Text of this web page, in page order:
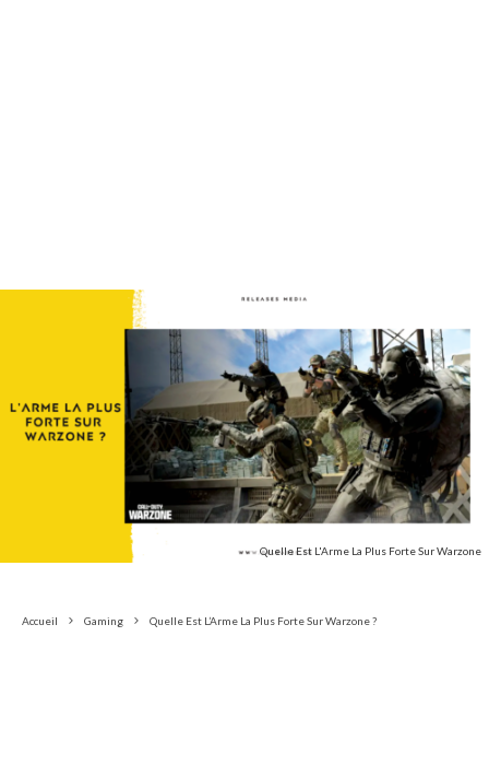
Quelle Est L'Arme La Plus Forte Sur Warzone
Accueil Gaming Quelle Est L’Arme La Plus Forte Sur Warzone ?